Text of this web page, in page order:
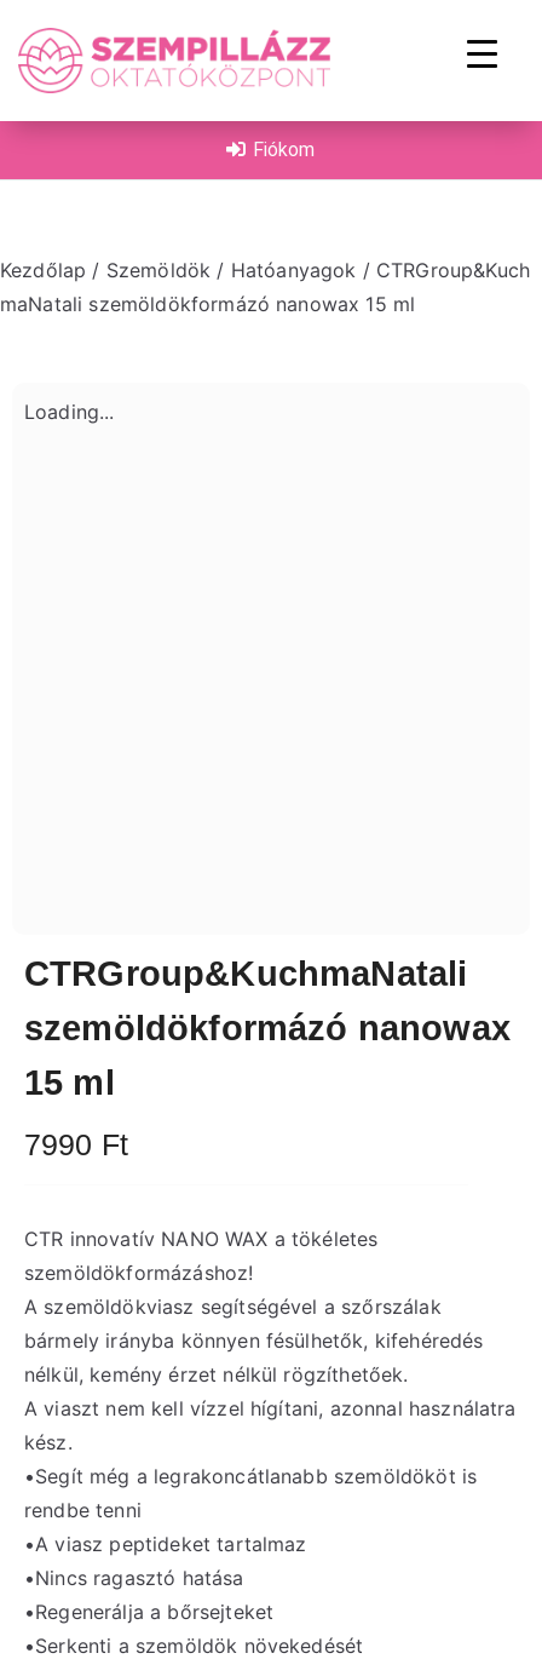
Fiókom
Kezdőlap / Szemöldök / Hatóanyagok / CTRGroup&Kuch
maNatali szemöldökformázó nanowax 15 ml
Loading...
CTRGroup&KuchmaNatali
szemöldökformázó nanowax
15 ml
7990 Ft
CTR innovatív NANO WAX a tökéletes
szemöldökformázáshoz!
A szemöldökviasz segítségével a szőrszálak
bármely irányba könnyen fésülhetők, kifehéredés
nélkül, kemény érzet nélkül rögzíthetőek.
A viaszt nem kell vízzel hígítani, azonnal használatra
kész.
•Segít még a legrakoncátlanabb szemöldököt is
rendbe tenni
•A viasz peptideket tartalmaz
•Nincs ragasztó hatása
•Regenerálja a bőrsejteket
•Serkenti a szemöldök növekedését